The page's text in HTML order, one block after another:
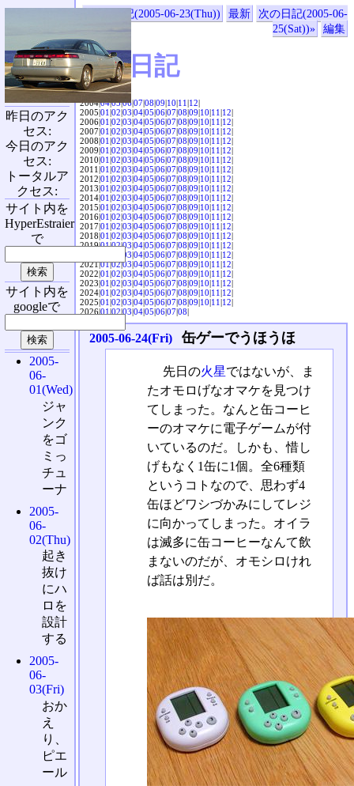
«前の日記(2005-06-23(Thu)) 最新
次の日記(2005-06-
25(Sat))»
編集
SVX日記
2004|04|05|06|07|08|09|10|11|12|
2005|01|02|03|04|05|06|07|08|09|10|11|12|
2006|01|02|03|04|05|06|07|08|09|10|11|12|
2007|01|02|03|04|05|06|07|08|09|10|11|12|
2008|01|02|03|04|05|06|07|08|09|10|11|12|
2009|01|02|03|04|05|06|07|08|09|10|11|12|
2010|01|02|03|04|05|06|07|08|09|10|11|12|
2011|01|02|03|04|05|06|07|08|09|10|11|12|
2012|01|02|03|04|05|06|07|08|09|10|11|12|
2013|01|02|03|04|05|06|07|08|09|10|11|12|
2014|01|02|03|04|05|06|07|08|09|10|11|12|
2015|01|02|03|04|05|06|07|08|09|10|11|12|
2016|01|02|03|04|05|06|07|08|09|10|11|12|
2017|01|02|03|04|05|06|07|08|09|10|11|12|
2018|01|02|03|04|05|06|07|08|09|10|11|12|
2019|01|02|03|04|05|06|07|08|09|10|11|12|
03|04|05|06|07|08|09|10|11|12|
2021|01|02|03|04|05|06|07|08|09|10|11|12|
2022|01|02|03|04|05|06|07|08|09|10|11|12|
2023|01|02|03|04|05|06|07|08|09|10|11|12|
2024|01|02|03|04|05|06|07|08|09|10|11|12|
2025|01|02|03|04|05|06|07|08|09|10|11|12|
2026|01|02|03|04|05|06|07|08|
2005-06-24(Fri) 缶ゲーでうほうほ
先日の火星ではないが、ま
たオモロげなオマケを見つけ
てしまった。なんと缶コーヒ
ーのオマケに電子ゲームが付
いているのだ。しかも、惜し
げもなく1缶に1個。全6種類
というコトなので、思わず4
缶ほどワシづかみにしてレジ
に向かってしまった。オイラ
は滅多に缶コーヒーなんて飲
まないのだが、オモシロけれ
ば話は別だ。
昨日のアク
セス:
今日のアク
セス:
トータルア
クセス:
サイト内を
HyperEstraier
で
サイト内を
googleで
2005-
06-
01(Wed)
ジャ
ンク
をゴ
ミっ
チュ
ーナ
2005-
06-
02(Thu)
起き
抜け
にハ
ロを
設計
する
2005-
06-
03(Fri)
おか
え
り、
ピエ
ール